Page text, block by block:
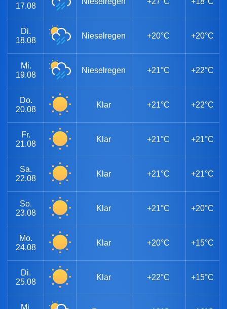
17.08
Di.
18.08
Nieselregen +20°C +20°C
Mi.
19.08
Nieselregen +21°C +22°C
Do.
20.08
Klar +21°C +22°C
Fr.
21.08
Klar +21°C +21°C
Sa.
22.08
Klar +21°C +21°C
So.
23.08
Klar +21°C +20°C
Mo.
24.08
Klar +20°C +15°C
Di.
25.08
Klar +22°C +15°C
Mi.